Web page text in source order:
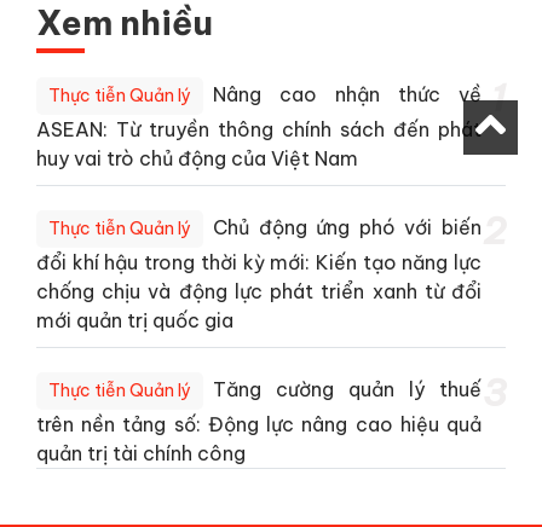
Xem nhiều
Thực tiễn Quản lý
Nâng cao nhận thức về
ASEAN: Từ truyền thông chính sách đến phát
huy vai trò chủ động của Việt Nam
1
Thực tiễn Quản lý
Chủ động ứng phó với biến
đổi khí hậu trong thời kỳ mới: Kiến tạo năng lực
chống chịu và động lực phát triển xanh từ đổi
mới quản trị quốc gia
Thực tiễn Quản lý
Tăng cường quản lý thuế
trên nền tảng số: Động lực nâng cao hiệu quả
quản trị tài chính công